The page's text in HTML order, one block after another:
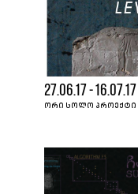
27.06.17 - 16.07.17
ᲝᲠᲘ ᲡᲝᲚᲝ ᲞᲠᲝᲔᲥᲢᲘ